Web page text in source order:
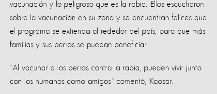
vacunación y lo peligroso que es la rabia. Ellos escucharon
sobre la vacunación en su zona y se encuentran felices que
el programa se extienda al rededor del país, para que más
familias y sus perros se puedan beneficiar.
"Al vacunar a los perros contra la rabia, pueden vivir junto
con los humanos como amigos" comentó, Kaosar.